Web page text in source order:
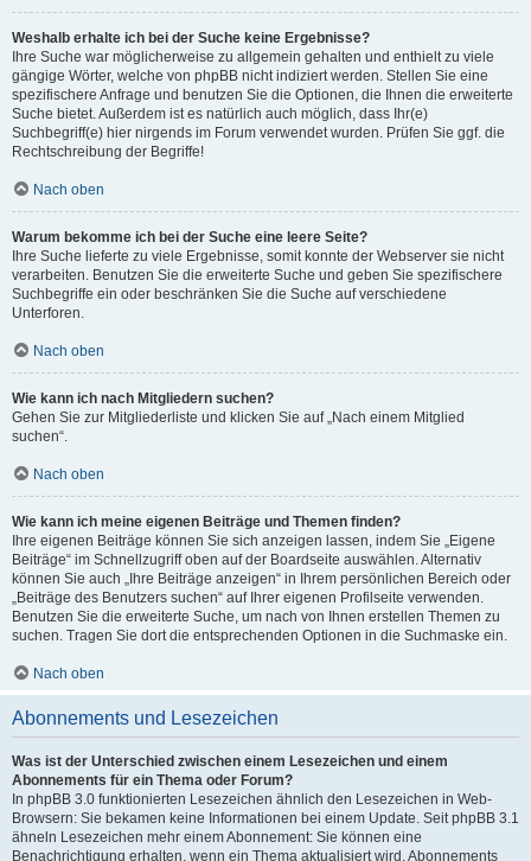
Weshalb erhalte ich bei der Suche keine Ergebnisse?
Ihre Suche war möglicherweise zu allgemein gehalten und enthielt zu viele
gängige Wörter, welche von phpBB nicht indiziert werden. Stellen Sie eine
spezifischere Anfrage und benutzen Sie die Optionen, die Ihnen die erweiterte
Suche bietet. Außerdem ist es natürlich auch möglich, dass Ihr(e)
Suchbegriff(e) hier nirgends im Forum verwendet wurden. Prüfen Sie ggf. die
Rechtschreibung der Begriffe!
Nach oben
Warum bekomme ich bei der Suche eine leere Seite?
Ihre Suche lieferte zu viele Ergebnisse, somit konnte der Webserver sie nicht
verarbeiten. Benutzen Sie die erweiterte Suche und geben Sie spezifischere
Suchbegriffe ein oder beschränken Sie die Suche auf verschiedene
Unterforen.
Nach oben
Wie kann ich nach Mitgliedern suchen?
Gehen Sie zur Mitgliederliste und klicken Sie auf „Nach einem Mitglied
suchen“.
Nach oben
Wie kann ich meine eigenen Beiträge und Themen finden?
Ihre eigenen Beiträge können Sie sich anzeigen lassen, indem Sie „Eigene
Beiträge“ im Schnellzugriff oben auf der Boardseite auswählen. Alternativ
können Sie auch „Ihre Beiträge anzeigen“ in Ihrem persönlichen Bereich oder
„Beiträge des Benutzers suchen“ auf Ihrer eigenen Profilseite verwenden.
Benutzen Sie die erweiterte Suche, um nach von Ihnen erstellen Themen zu
suchen. Tragen Sie dort die entsprechenden Optionen in die Suchmaske ein.
Nach oben
Abonnements und Lesezeichen
Was ist der Unterschied zwischen einem Lesezeichen und einem
Abonnements für ein Thema oder Forum?
In phpBB 3.0 funktionierten Lesezeichen ähnlich den Lesezeichen in Web-
Browsern: Sie bekamen keine Informationen bei einem Update. Seit phpBB 3.1
ähneln Lesezeichen mehr einem Abonnement: Sie können eine
Benachrichtigung erhalten, wenn ein Thema aktualisiert wird. Abonnements